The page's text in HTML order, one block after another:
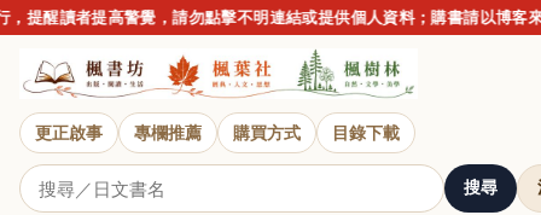
提醒讀者提高警覺，請勿點擊不明連結或提供個人資料；購書請以博客來
更正啟事 專欄推薦 購買方式 目錄下載
搜尋